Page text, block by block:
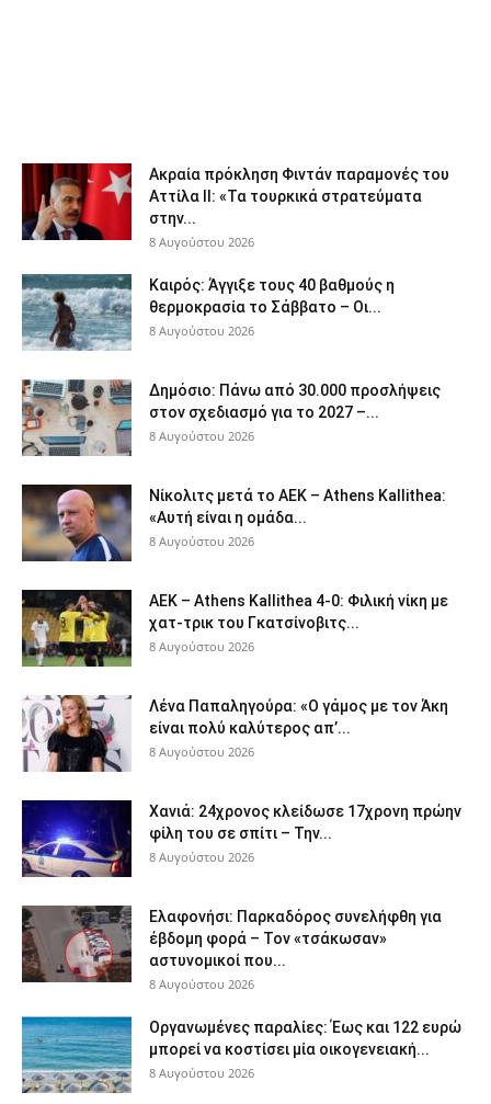
Ακραία πρόκληση Φιντάν παραμονές του
Αττίλα ΙΙ: «Τα τουρκικά στρατεύματα
στην...
8 Αυγούστου 2026
Καιρός: Άγγιξε τους 40 βαθμούς η
θερμοκρασία το Σάββατο – Οι...
8 Αυγούστου 2026
Δημόσιο: Πάνω από 30.000 προσλήψεις
στον σχεδιασμό για το 2027 –...
8 Αυγούστου 2026
Νίκολιτς μετά το ΑΕΚ – Athens Kallithea:
«Αυτή είναι η ομάδα...
8 Αυγούστου 2026
ΑΕΚ – Athens Kallithea 4-0: Φιλική νίκη με
χατ-τρικ του Γκατσίνοβιτς...
8 Αυγούστου 2026
Λένα Παπαληγούρα: «Ο γάμος με τον Άκη
είναι πολύ καλύτερος απ’...
8 Αυγούστου 2026
Χανιά: 24χρονος κλείδωσε 17χρονη πρώην
φίλη του σε σπίτι – Την...
8 Αυγούστου 2026
Ελαφονήσι: Παρκαδόρος συνελήφθη για
έβδομη φορά – Τον «τσάκωσαν»
αστυνομικοί που...
8 Αυγούστου 2026
Οργανωμένες παραλίες: Έως και 122 ευρώ
μπορεί να κοστίσει μία οικογενειακή...
8 Αυγούστου 2026